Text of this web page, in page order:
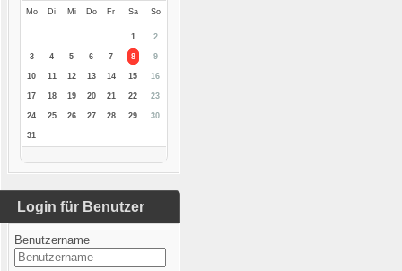
Mo Di Mi Do Fr Sa So
1 2
3 4 5 6 7 8 9
10 11 12 13 14 15 16
17 18 19 20 21 22 23
24 25 26 27 28 29 30
31
Login für Benutzer
Benutzername